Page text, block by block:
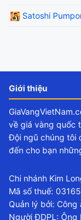
Satoshi
Giới thiệu
về giá vàng quốc
Đội ngũ chúng tôi
đến cho bạn
Chi nhánh Kim
Mã số thuế:
Quản lý bởi: Công
Người ĐDPL: Ông